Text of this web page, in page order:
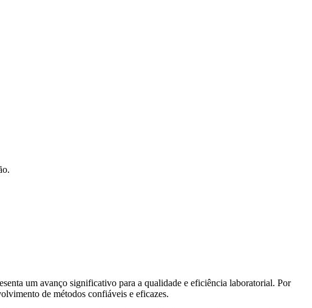
um avanço significativo para a qualidade e eficiência laboratorial. Por
de métodos confiáveis e eficazes.